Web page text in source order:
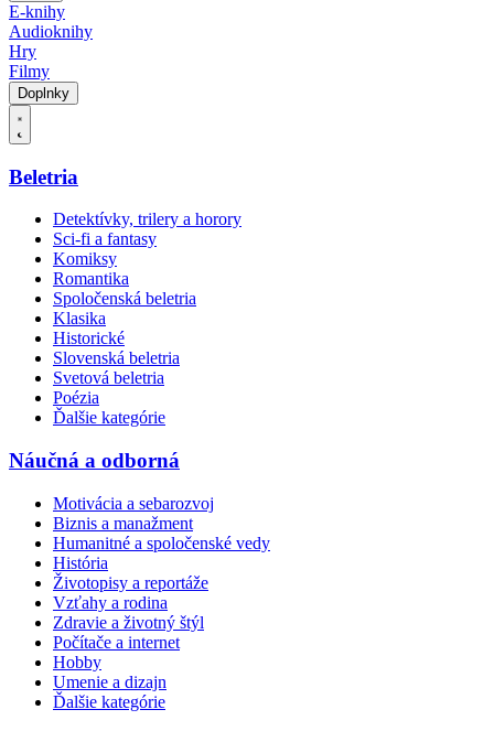
E-knihy
Audioknihy
Hry
Filmy
Doplnky
Beletria
Detektívky, trilery a horory
Sci-fi a fantasy
Komiksy
Romantika
Spoločenská beletria
Klasika
Historické
Slovenská beletria
Svetová beletria
Poézia
Ďalšie kategórie
Náučná a odborná
Motivácia a sebarozvoj
Biznis a manažment
Humanitné a spoločenské vedy
História
Životopisy a reportáže
Vzťahy a rodina
Zdravie a životný štýl
Počítače a internet
Hobby
Umenie a dizajn
Ďalšie kategórie